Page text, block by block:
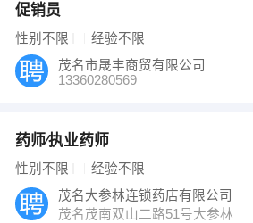
促销员
性别不限 经验不限
茂名市晟丰商贸有限公司
13360280569
药师∕执业药师
性别不限 经验不限
茂名大参林连锁药店有限公司
茂名茂南双山二路51号大参林